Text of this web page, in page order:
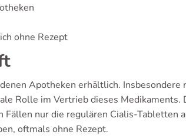
ohne Rezept
Apotheken erhältlich. Insbesondere
Rolle im Vertrieb dieses Medikaments.
nur die regulären Cialis-Tabletten
oftmals ohne Rezept.